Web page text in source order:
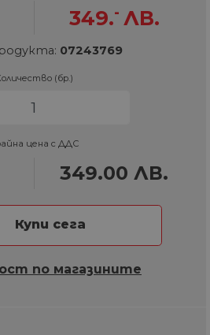
349.- ЛВ.
07243769
(бр.)
цена с ДДС
349.00 ЛВ.
Купи сега
по магазините